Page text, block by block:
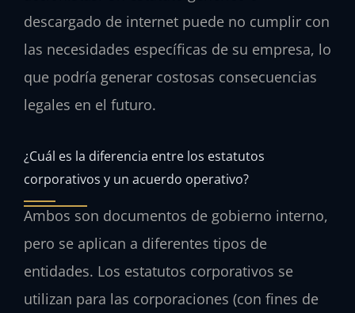
descargado de internet puede no cumplir con
las necesidades específicas de su empresa, lo
que podría generar costosas consecuencias
legales en el futuro.
¿Cuál es la diferencia entre los estatutos
corporativos y un acuerdo operativo?
Ambos son documentos de gobierno interno,
pero se aplican a diferentes tipos de
entidades. Los estatutos corporativos se
utilizan para las corporaciones (con fines de